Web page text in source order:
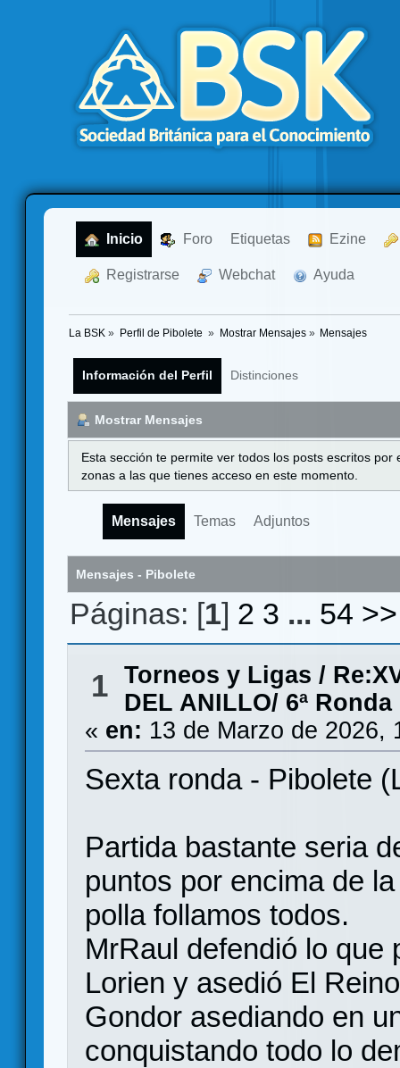
Inicio Foro Etiquetas Ezine
Registrarse Webchat Ayuda
La BSK » Perfil de Pibolete » Mostrar Mensajes» Mensajes
Información del Perfil Distinciones
Mostrar Mensajes
Esta sección te permite ver todos los posts escritos
zonas a las que tienes acceso en este momento.
Mensajes Temas Adjuntos
Mensajes - Pibolete
Páginas: [1] 2 3 ... 54 >>
1 Torneos y Ligas /
DEL ANILLO/ 6ª Ronda
« en: 13 de Marzo de 2026,
Sexta ronda - Pibolete
Partida bastante seria
puntos por encima de
polla follamos todos.
MrRaul defendió lo que
Lorien y asedió El
Gondor asediando en
conquistando todo lo